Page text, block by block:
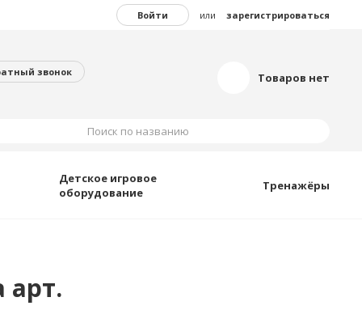
Войти или зарегистрироваться
Товаров нет
звонок
Поиск по названию
Детское игровое
оборудование
Тренажёры
арт.